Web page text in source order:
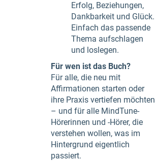
Erfolg, Beziehungen,
Dankbarkeit und Glück.
Einfach das passende
Thema aufschlagen
und loslegen.
Für wen ist das Buch?
Für alle, die neu mit
Affirmationen starten oder
ihre Praxis vertiefen möchten
– und für alle MindTune-
Hörerinnen und -Hörer, die
verstehen wollen, was im
Hintergrund eigentlich
passiert.